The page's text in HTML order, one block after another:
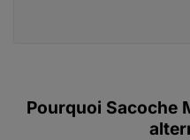
Pourquoi Sacoche